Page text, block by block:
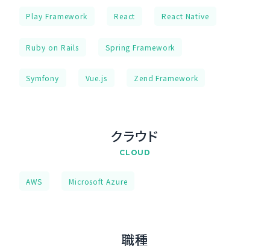
Play Framework React React Native
Ruby on Rails Spring Framework
Symfony Vue.js Zend Framework
クラウド
CLOUD
AWS Microsoft Azure
職種